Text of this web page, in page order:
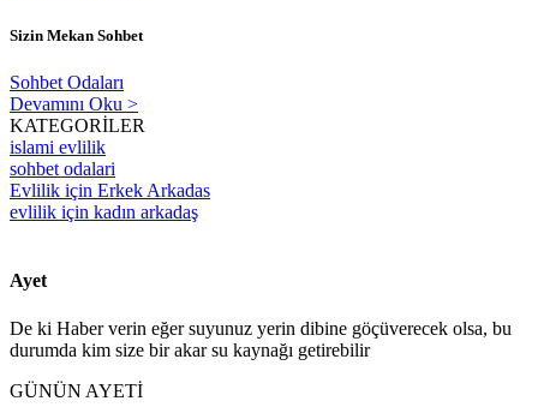
Sizin Mekan Sohbet
Sohbet Odaları
Devamını Oku >
KATEGORİLER
islami evlilik
sohbet odalari
Evlilik için Erkek Arkadas
evlilik için kadın arkadaş
Ayet
De ki Haber verin eğer suyunuz yerin dibine göçüverecek olsa, bu
durumda kim size bir akar su kaynağı getirebilir
GÜNÜN AYETİ